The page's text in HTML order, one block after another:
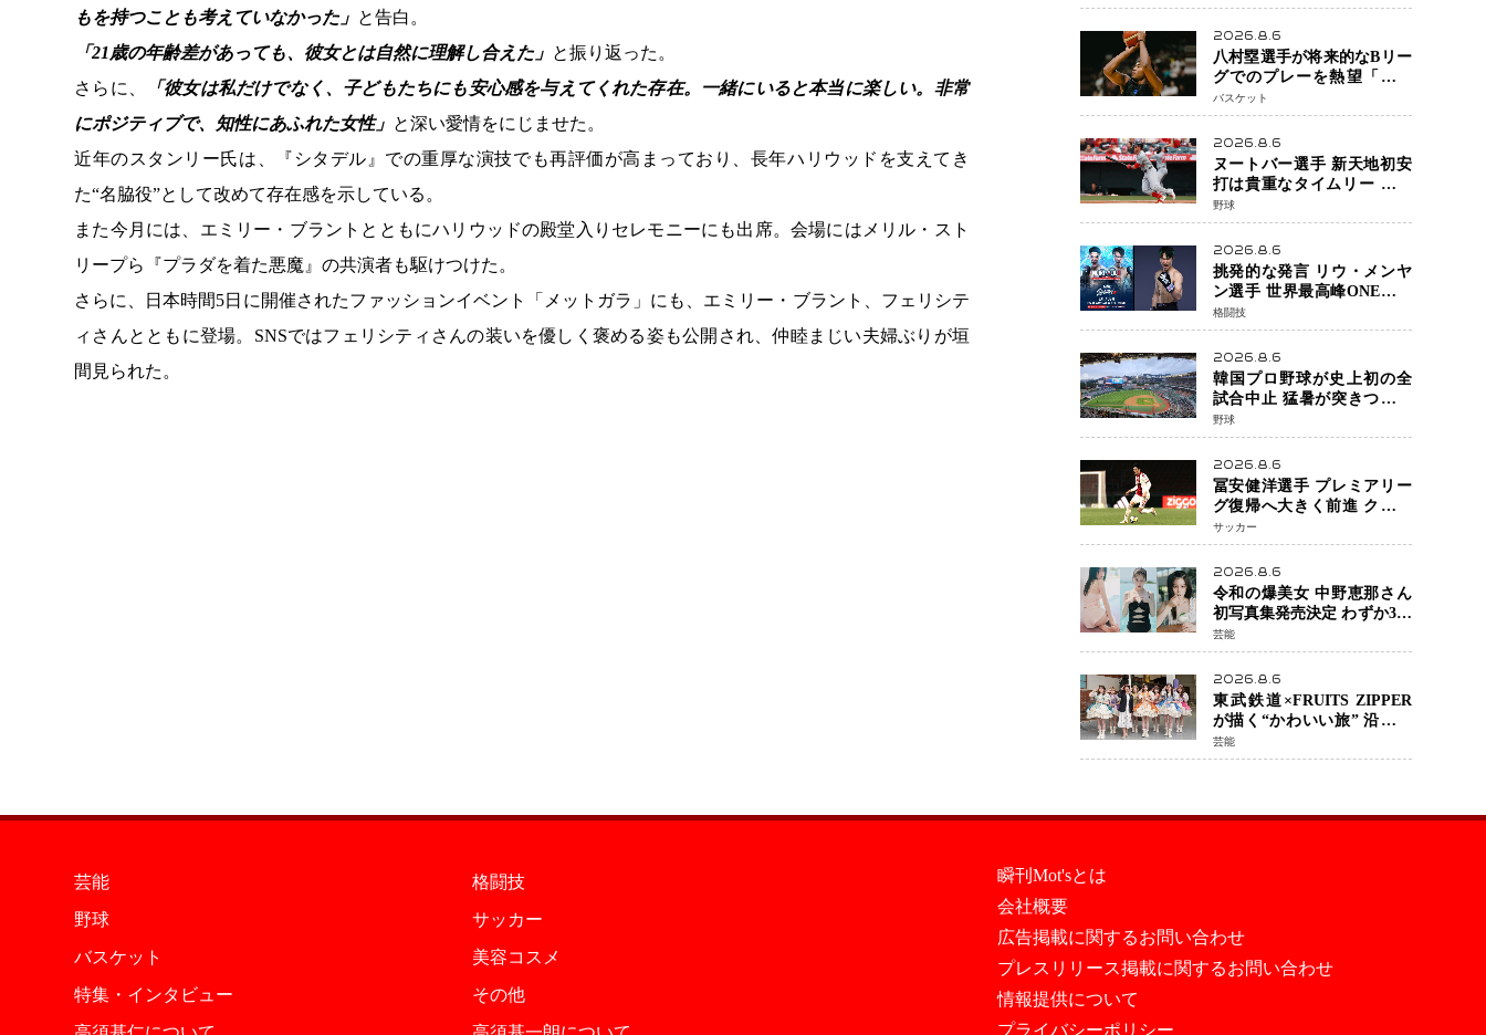
もを持つことも考えていなかった」 と告白。
「21歳の年齢差があっても、彼女とは自然に理解し合えた」 と振り返った。
さらに、
「彼女は私だけでなく、子どもたちにも安心感を与えてくれた存在。
一緒にいると本当に楽しい。非常
にポジティブで、知性にあふれた女性」 と深い愛情をにじませた。
近年のスタンリー氏は、『シタデル』での重厚な演技でも再評価が高まっており、長年ハリウッドを支えてき
た“名脇役”として改めて存在感を示している。
また今月には、エミリー・ブラントとともにハリウッドの殿堂入りセレモニーにも出席。会場にはメリル・スト
リープら『プラダを着た悪魔』の共演者も駆けつけた。
さらに、日本時間5日に開催されたファッションイベント「メットガラ」にも、エミリー・ブラント、フェリシテ
ィさんとともに登場。SNSではフェリシティさんの装いを優しく褒める姿も公開され、仲睦まじい夫婦ぶりが垣
間見られた。
シリーズ最高更新も目前
2026.8.6
八村塁選手が将来的なBリー
グでのプレーを熱望「一つ
の夢ですね」スター帰還が
リーグ価値を押し上げる可
能性
バスケット
2026.8.6
ヌートバー選手 新天地初安
打は貴重なタイムリー 本拠
地ファンが大歓声 笑顔で歓
喜
野球
2026.8.6
挑発的な発言 リウ・メンヤ
ン選手 世界最高峰ONEで浮
き彫りになる 日本キックボ
クシングが直面する“技術
戦”の現在地
格闘技
2026.8.6
韓国プロ野球が史上初の全
試合中止 猛暑が突きつけた
「屋外スポーツの限界」 日
本発のドーム型施設時代へ
野球
2026.8.6
冨安健洋選手 プレミアリー
グ復帰へ大きく前進 クリス
タルパレス加入目前 メディ
カルチェックも通過
サッカー
2026.8.6
令和の爆美女 中野恵那さん
初写真集発売決定 わずか3日
で2560万インプレッション
を記録した話題の美貌を凝
縮
芸能
2026.8.6
東武鉄道×FRUITS ZIPPER
が描く“かわいい旅” 沿線を
舞台にした「TOBU KAWAII
PROJECT」が開幕
芸能
芸能
格闘技
野球
サッカー
バスケット
美容コスメ
特集・インタビュー
その他
瞬刊Mot'sとは
会社概要
広告掲載に関するお問い合わせ
プレスリリース掲載に関するお問い合わせ
情報提供について
プライバシーポリシー